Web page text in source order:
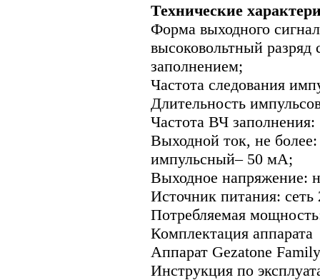
Технические
Форма выходного
высоковольтный разряд
заполнением;
Частота следования
Длительность
Частота ВЧ
Выходной ток, не
импульсный– 50 мА;
Выходное напряжение:
Источник питания:
Потребляемая
Комплектация аппарата
Аппарат Gezatone
Инструкция по